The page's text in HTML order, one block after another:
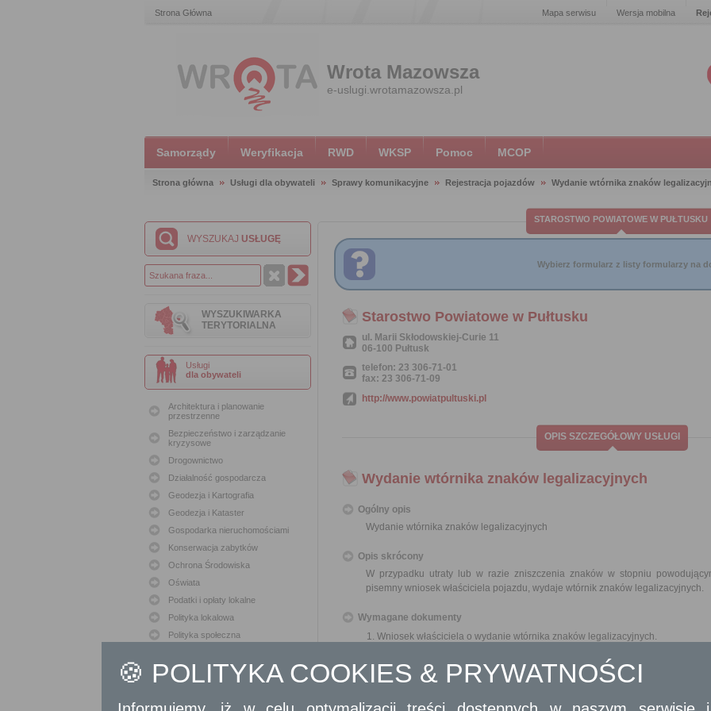
Strona Główna Mapa serwisu Wersja mobilna
Wrota Mazowsza
e-uslugi.wrotamazowsza.pl
Samorządy Weryfikacja RWD WKSP Pomoc MCOP
Strona główna Usługi dla obywateli Sprawy komunikacyjne Rejestracja pojazdów Wydanie wtórnika znaków
WYSZUKAJ USŁUGĘ
WYSZUKIWARKA
TERYTORIALNA
Usługi
dla obywateli
Architektura i planowanie
przestrzenne
Bezpieczeństwo i zarządzanie
kryzysowe
Drogownictwo
Działalność gospodarcza
Geodezja i Kartografia
Geodezja i Kataster
Gospodarka nieruchomościami
Konserwacja zabytków
Ochrona Środowiska
Oświata
Podatki i opłaty lokalne
Polityka lokalowa
Polityka społeczna
Sport i Rekreacja
Sprawy komunikacyjne
STAROSTWO POWIATOWE W PUŁTUSKU
Wybierz formularz z listy formularzy na
Starostwo Powiatowe w Pułtusku
ul. Marii Skłodowskiej-Curie 11
06-100 Pułtusk
telefon: 23 306-71-01
fax: 23 306-71-09
http://www.powiatpultuski.pl
OPIS SZCZEGÓŁOWY USŁUGI
Wydanie wtórnika znaków legalizacyjnych
Ogólny opis
Wydanie wtórnika znaków legalizacyjnych
Opis skrócony
W przypadku utraty lub w razie zniszczenia znaków w stopniu
pisemny wniosek właściciela pojazdu, wydaje wtórnik znaków legalizacyjnych.
Wymagane dokumenty
Wniosek właściciela o wydanie wtórnika znaków legalizacyjnych.
Tablice rejestracyjne.
Stosowne oświadczenie właściciela o utracie lub zniszczeniu znaków
W przypadku gdy właścicielem pojazdu jest osoba fizyczna wymagany
🍪 POLITYKA COOKIES & PRYWATNOŚCI